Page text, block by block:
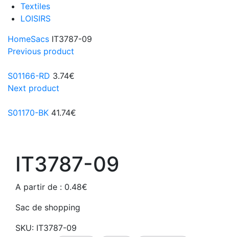
Textiles
LOISIRS
HomeSacs IT3787-09
Previous product
S01166-RD 3.74€
Next product
S01170-BK 41.74€
IT3787-09
A partir de : 0.48€
Sac de shopping
SKU: IT3787-09